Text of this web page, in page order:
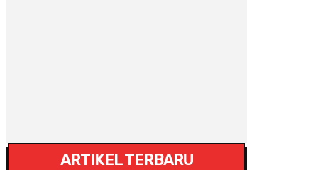
ARTIKEL TERBARU